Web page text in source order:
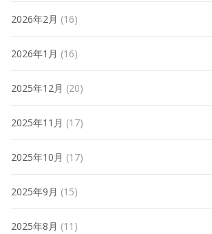
2026年2月 (16)
2026年1月 (16)
2025年12月 (20)
2025年11月 (17)
2025年10月 (17)
2025年9月 (15)
2025年8月 (11)